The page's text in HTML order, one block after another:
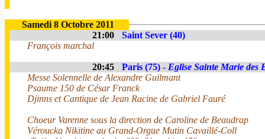
Samedi 8 Octobre 2011
21:00
Saint Sever (40)
François marchal
20:45 Paris (75) - Eglise Sainte Marie des
Messe Solennelle de Alexandre Guilmant
Psaume 150 de César Franck
Djinns et Cantique de Jean Racine de Gabriel Fauré
Choeur Varenne sous la direction de Caroline de Beaudrap
Véroucka Nikitine au Grand-Orgue Mutin Cavaillé-Coll